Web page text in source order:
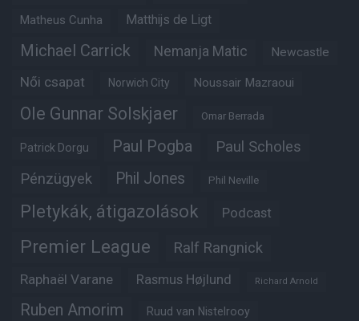
Matheus Cunha Matthijs de Ligt
Michael Carrick Nemanja Matic Newcastle
Női csapat Norwich City Noussair Mazraoui
Ole Gunnar Solskjaer Omar Berrada
Patrick Dorgu Paul Pogba Paul Scholes
Pénzügyek Phil Jones Phil Neville
Pletykák, átigazolások Podcast
Premier League Ralf Rangnick
Raphaël Varane Rasmus Højlund Richard Arnold
Ruben Amorim Ruud van Nistelrooy